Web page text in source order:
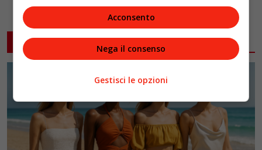
ARTICOLI CORRELATI
Acconsento
Nega il consenso
Gestisci le opzioni